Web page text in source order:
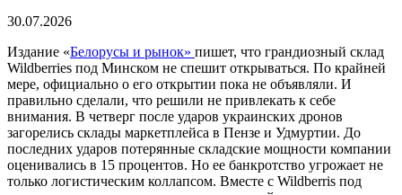
30.07.2026
Издание «Белорусы и рынок» пишет, что грандиозный склад
Wildberries под Минском не спешит открываться. По крайней
мере, официально о его открытии пока не объявляли. И
правильно сделали, что решили не привлекать к себе
внимания. В четверг после ударов украинских дронов
загорелись склады маркетплейса в Пензе и Удмуртии. До
последних ударов потерянные складские мощности компании
оценивались в 15 процентов. Но ее банкротство угрожает не
только логистическим коллапсом. Вместе с Wildberris под